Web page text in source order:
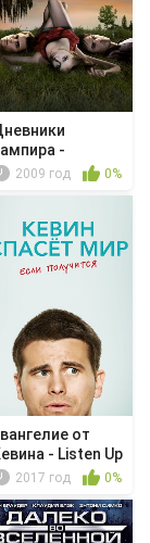
-
в
2009 год 0%
от
- Listen Up
2017 год 0%